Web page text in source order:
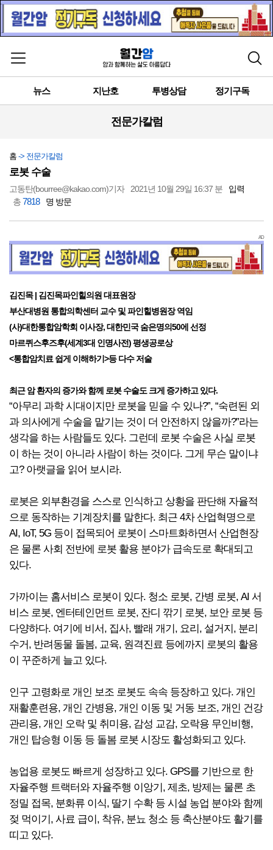
메뉴 열기 검색
뉴스 지난호 투병상담 정기구독
전문가칼럼
홈 -> 전문가칼럼
로봇 수술
고동탄(bourree@kakao.com)기자 2021년 10월 29일 16:37 분
입력
총7818 명 방문
AD
김진목 | 김진목파인힐의원 대표원장
부산대병원 통합의학센터 교수 및 파인힐병원장 역임
(사)대한통합암학회 이사장, 대한민국 숨은명의50에 선정
마르퀴스후즈후(세계3대 인명사전) 평생공로상
<통합암치료 쉽게 이해하기>등 다수 저술
최근 암 환자의 증가와 함께 로봇 수술도 크게 증가하고 있다.
“아무리 과학 시대이지만 로봇을 믿을 수 있나?”, “숙련된 외
과 의사에게 수술을 맡기는 것이 더 안전하지 않을까?”라는
생각을 하는 사람들도 있다. 그런데 로봇 수술은 사실 로봇
이 하는 것이 아니라 사람이 하는 것이다. 그게 무슨 말이냐
고? 아랫글을 읽어 보시라.
로봇은 외부환경을 스스로 인식하고 상황을 판단해 자율적
으로 동작하는 기계장치를 말한다. 최근 4차 산업혁명으로
AI, IoT, 5G 등이 접목되어 로봇이 스마트화하면서 산업현장
은 물론 사회 전반에 로봇 활용 분야가 급속도로 확대되고
있다.
가까이는 홈서비스 로봇이 있다. 청소 로봇, 간병 로봇, AI 서
비스 로봇, 엔터테인먼트 로봇, 잔디 깎기 로봇, 보안 로봇 등
다양하다. 여기에 비서, 집사, 빨래 개기, 요리, 설거지, 분리
수거, 반려동물 돌봄, 교육, 원격진료 등에까지 로봇의 활용
이 꾸준하게 늘고 있다.
인구 고령화로 개인 보조 로봇도 속속 등장하고 있다. 개인
재활훈련용, 개인 간병용, 개인 이동 및 거동 보조, 개인 건강
관리용, 개인 오락 및 취미용, 감성 교감, 오락용 무인비행,
개인 탑승형 이동 등 돌봄 로봇 시장도 활성화되고 있다.
농업용 로봇도 빠르게 성장하고 있다. GPS를 기반으로 한
자율주행 트랙터와 자율주행 이앙기, 제초, 방제는 물론 초
정밀 접목, 분화류 이식, 딸기 수확 등 시설 농업 분야와 함께
젖 먹이기, 사료 급이, 착유, 분뇨 청소 등 축산분야도 활기를
띠고 있다.